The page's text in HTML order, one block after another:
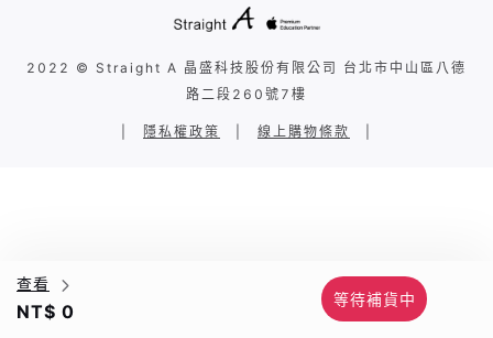
查看
NT$ 0
等待補貨中
2022 © Straight A 晶盛科技股份有限公司 台北市中山區八德
路二段260號7樓
隱私權政策 線上購物條款